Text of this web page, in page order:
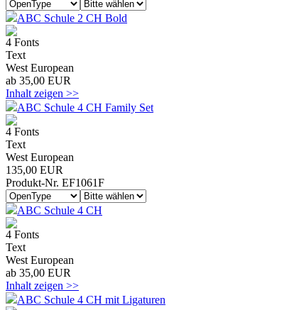
ABC Schule 2 CH Bold
4 Fonts
Text
West European
ab 35,00 EUR
Inhalt zeigen >>
ABC Schule 4 CH Family Set
4 Fonts
Text
West European
135,00 EUR
Produkt-Nr. EF1061F
ABC Schule 4 CH
4 Fonts
Text
West European
ab 35,00 EUR
Inhalt zeigen >>
ABC Schule 4 CH mit Ligaturen